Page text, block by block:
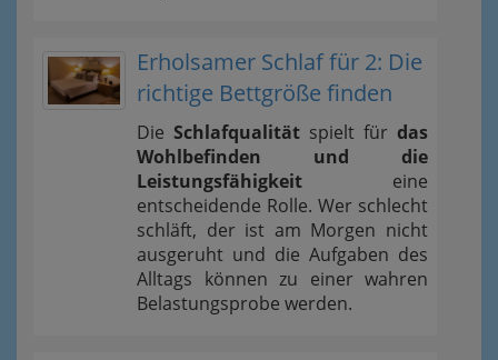
Erholsamer Schlaf für 2: Die
richtige Bettgröße finden
Die Schlafqualität spielt für das
Wohlbefinden und die
Leistungsfähigkeit eine
entscheidende Rolle. Wer schlecht
schläft, der ist am Morgen nicht
ausgeruht und die Aufgaben des
Alltags können zu einer wahren
Belastungsprobe werden.